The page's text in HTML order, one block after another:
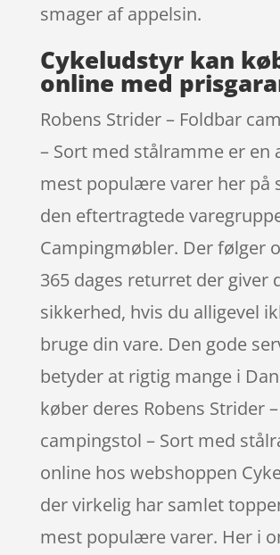
smager af appelsin.
Cykeludstyr kan
online med
Robens Strider – Foldbar
– Sort med stålramme er en
mest populære varer her på
den eftertragtede
Campingmøbler. Der følger
365 dages returret der giver
sikkerhed, hvis du alligevel
bruge din vare. Den gode
betyder at rigtig mange i
køber deres Robens Strider
campingstol – Sort med
online hos webshoppen
der virkelig har samlet
mest populære varer. Her i